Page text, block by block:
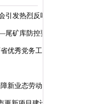
引发热烈反响
矿库防控要点
优秀党务工作...
新业态劳动者...